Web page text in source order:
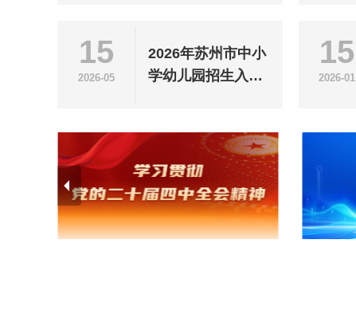
15
2026-05
2026年苏州市中小
学幼儿园招生入学
15
2026-01